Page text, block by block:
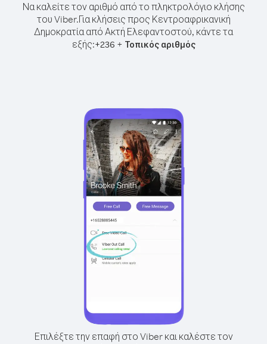
Να καλείτε τον αριθμό από το πληκτρολόγιο κλήσης
του Viber.Για κλήσεις προς Κεντροαφρικανική
Δημοκρατία από Ακτή Ελεφαντοστού, κάντε τα
εξής:+236 + Τοπικός αριθμός
Επιλέξτε την επαφή στο Viber και καλέστε τον